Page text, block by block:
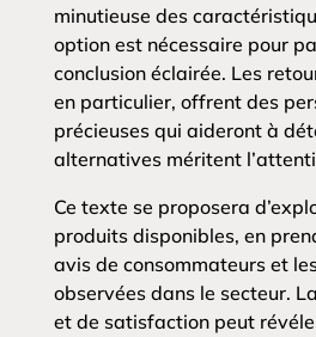
minutieuse des
option est nécessaire pour
conclusion éclairée. Les
en particulier, offrent des
précieuses qui aideront à
alternatives méritent
Ce texte se proposera
produits disponibles, en
avis de consommateurs et
observées dans le secteur.
et de satisfaction peut